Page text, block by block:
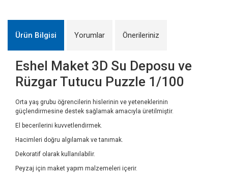
Ürün Bilgisi Yorumlar Önerileriniz
Eshel Maket 3D Su Deposu ve
Rüzgar Tutucu Puzzle 1/100
Orta yaş grubu öğrencilerin hislerinin ve yeteneklerinin
güçlendirmesine destek sağlamak amacıyla üretilmiştir.
El becerilerini kuvvetlendirmek.
Hacimleri doğru algılamak ve tanımak.
Dekoratif olarak kullanılabilir.
Peyzaj için maket yapım malzemeleri içerir.